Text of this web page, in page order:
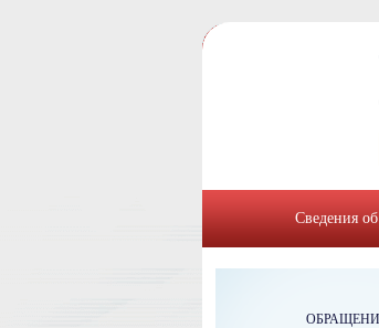
Сведения